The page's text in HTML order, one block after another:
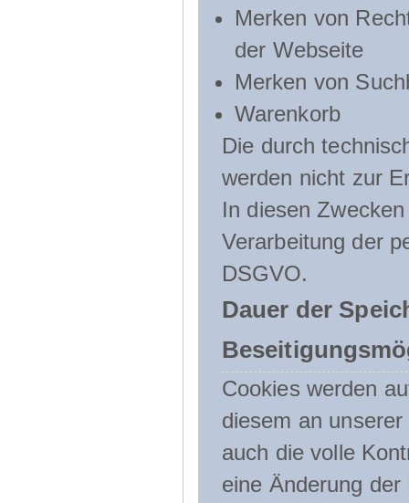
Merken von
der Webseite
Merken von
Warenkorb
Die durch
werden nicht zur
In diesen
Verarbeitung der
DSGVO.
Dauer der
Cookies werden
diesem an
auch die volle
eine Änderung